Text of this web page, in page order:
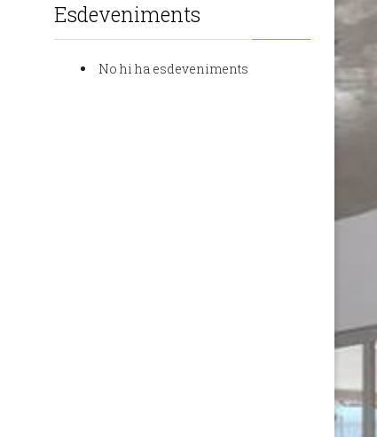
Esdeveniments
No hi ha esdeveniments